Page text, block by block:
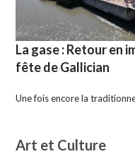
La gase : Retour en
fête de Gallician
Une fois encore la
Art et Culture